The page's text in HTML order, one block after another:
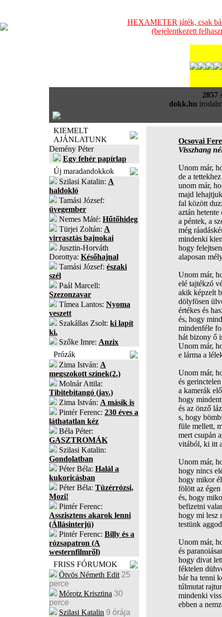
HEXAMETER játék, csak
(bejelentkezett
2857
dokk.hu
KIEMELT
AJÁNLATUNK
Demény Péter
Egy fehér papírlap
Új maradandokkok
Szilasi Katalin: A
haldokló
Tamási József:
üvegember
Nemes Máté: Hűtőhideg
Türjei Zoltán: A
virrasztás bajnokai
Jusztin-Horváth
Dorottya: Későhajnal
Tamási József: északi
szél
Paál Marcell:
Szezonzavar
Tímea Lantos: Nyoma
veszett
Szakállas Zsolt: ki lapít
ki.
Szőke Imre: Anzix
Prózák
Zima István: A
megszokott színek(2.)
Molnár Attila:
Tibitebitangó (jav.)
Zima István: A másik is
Pintér Ferenc: 230 éves a
láthatatlan kéz
Béla Péter:
GASZTROMÁK
Szilasi Katalin:
Gondolatban
Péter Béla: Halál a
kukoricásban
Péter Béla: Tüzérrózsi,
Mozi!
Pintér Ferenc:
Asszisztens akarok lenni
(Állásinterjú)
Pintér Ferenc: Billy és a
rózsapatron (A
westernfilmről)
FRISS FÓRUMOK
Ötvös Németh Edit 25
perce
Mórotz Krisztina 30
perce
Szilasi Katalin 9 órája
Ocsovai
Visszhang
Unom már,
de a
unom már,
majd
fal között
aztán hetente
a péntek, a
még
mindenki
hogy
alaposan
Unom már,
elé tajtékzó
akik képzelt
dölyfösen
értékes és
és, hogy
mindenféle
hát bizony ő
Unom már,
e lárma a
Unom már,
és
a kamerák
hogy
és az önző
s, hogy
füle mellett,
mert csupán
vitából, ki itt
Unom már,
hogy nincs
hogy mikor
fölött az
és, hogy
befizetni
hogy mi lesz
testünk
Unom már,
és
hogy divat
féktelen
bár ha tenni
túlmutat
mindenki
ebben a